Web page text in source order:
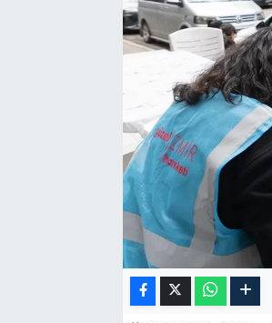
RESMİ İLAN